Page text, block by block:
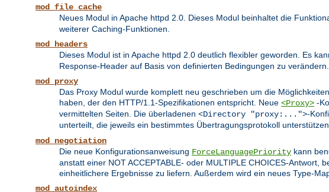
mod_file_cache
Neues Modul in Apache httpd 2.0. Dieses Modul beinhaltet die
weiterer Caching-Funktionen.
mod_headers
Dieses Modul ist in Apache httpd 2.0 deutlich flexibler geworden. Es
Response-Header auf Basis von definierten Bedingungen zu verändern.
mod_proxy
Das Proxy Modul wurde komplett neu geschrieben um die
haben, der den HTTP/1.1-Spezifikationen entspricht. Neue <Proxy> -
vermittelten Seiten. Die überladenen <Directory "proxy:...">-
unterteilt, die jeweils ein bestimmtes Übertragungsprotokoll
mod_negotiation
Die neue Konfigurationsanweisung ForceLanguagePriority kann
anstatt einer NOT ACCEPTABLE- oder MULTIPLE CHOICES-
einheitlichere Ergebnisse zu liefern. Außerdem wird ein neues Type-
mod_autoindex